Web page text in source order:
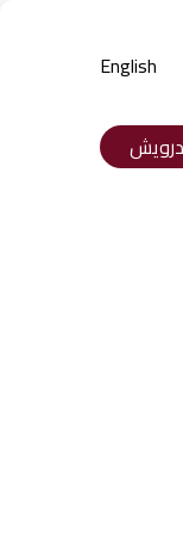
English
درويش